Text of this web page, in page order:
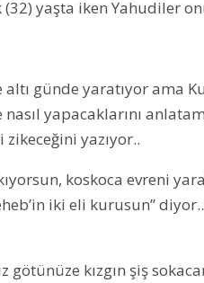
yaşta iken Yahudiler
altı günde yaratıyor ama
yapacaklarını
yazıyor..
koskoca evreni
iki eli kurusun”
götünüze kızgın şiş